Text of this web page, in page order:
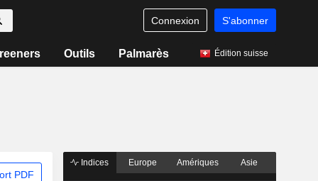
Connexion S'abonner
Outils Palmarès Édition suisse
PDF
Indices Europe Amériques Asie